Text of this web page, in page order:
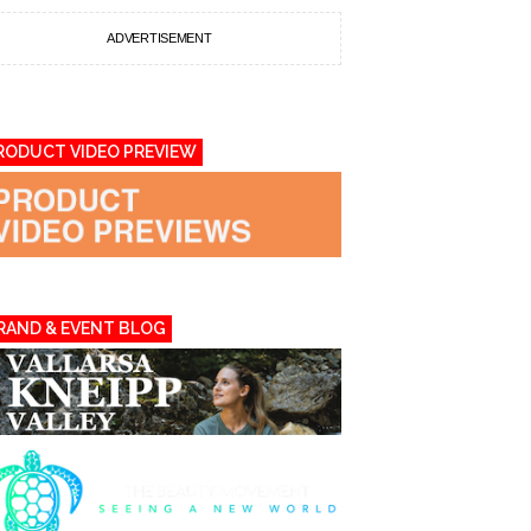
ADVERTISEMENT
VIDEO PREVIEW
& EVENT BLOG